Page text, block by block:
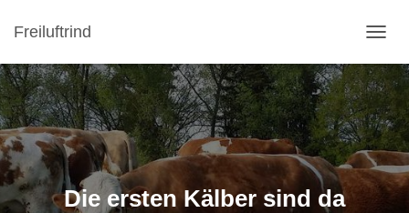
Freiluftrind
A
V
G
A
T
I
O
N
Die ersten Kälber sind da